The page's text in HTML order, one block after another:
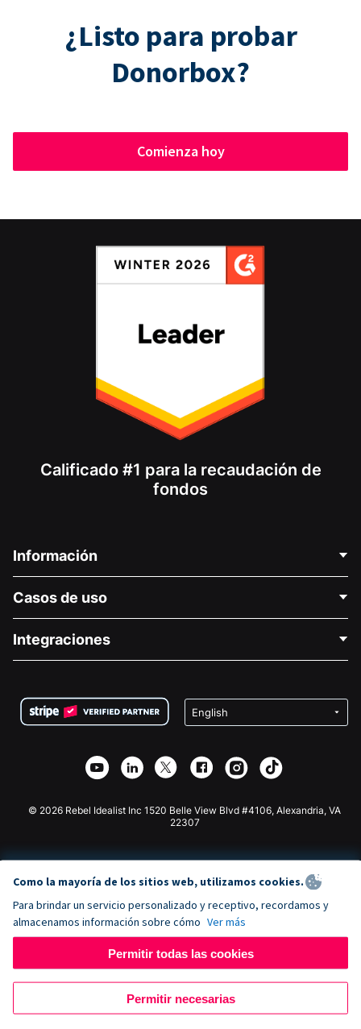
¿Listo para probar
Donorbox?
Comienza hoy
Calificado #1 para la recaudación de
fondos
Información
Acerca de nosotros
Carreras
Privacidad
Asociación de afiliados
Casos de uso
Recaudación de fondos para fines médicos
Recaudación de fondos para escuelas
Integraciones
Plugin de donaciones de Wix
Aplicación de donaciones de Webflow
Donaciones de Joomla
© 2026 Rebel Idealist Inc 1520 Belle View Blvd #4106, Alexandria, VA
22307
Como la mayoría de los sitios web, utilizamos cookies.
Para brindar un servicio personalizado y receptivo, recordamos y
almacenamos información sobre cómo Ver más
Permitir todas las cookies
Permitir necesarias